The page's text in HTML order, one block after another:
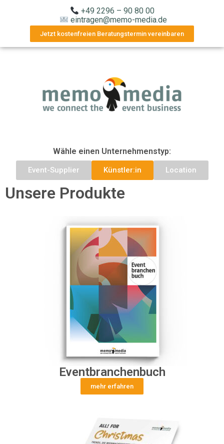
+49 2296 – 90 80 00
eintragen@memo-media.de
Jetzt kostenfreien Beratungstermin vereinbaren
Wähle einen Unternehmenstyp:
Event-Supplier Künstler:in Location
Unsere Produkte
Eventbranchenbuch
mehr erfahren